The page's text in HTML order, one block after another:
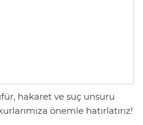
hakaret ve suç unsuru
önemle hatırlatırız!